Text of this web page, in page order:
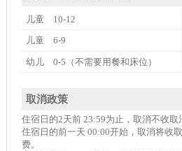
儿童 10-12
儿童 6-9
幼儿 0-5（不需要用餐和床位）
取消政策
住宿日的2天前 23:59为止，取消不收取
住宿日的前一天 00:00开始，取消将收
费。